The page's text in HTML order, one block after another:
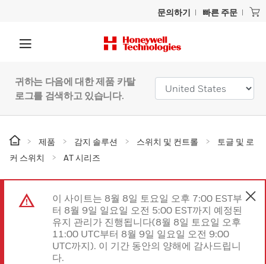
문의하기 빠른 주문
귀하는 다음에 대한 제품 카탈
로그를 검색하고 있습니다.
제품 감지 솔루션 스위치 및 컨트롤
토글 및 로
커 스위치
AT 시리즈
이 사이트는 8월 8일 토요일 오후 7:00 EST부
터 8월 9일 일요일 오전 5:00 EST까지 예정된
유지 관리가 진행됩니다(8월 8일 토요일 오후
11:00 UTC부터 8월 9일 일요일 오전 9:00
UTC까지). 이 기간 동안의 양해에 감사드립니
다.